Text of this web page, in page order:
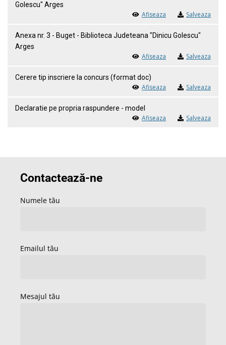
Golescu" Arges
Afiseaza Salveaza
Anexa nr. 3 - Buget - Biblioteca Judeteana "Dinicu Golescu"
Arges
Afiseaza Salveaza
Cerere tip inscriere la concurs (format doc)
Afiseaza Salveaza
Declaratie pe propria raspundere - model
Afiseaza Salveaza